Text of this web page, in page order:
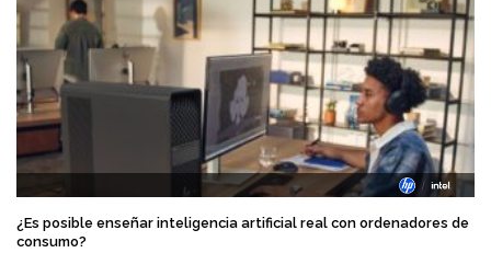
¿Es posible enseñar inteligencia artificial real con ordenadores de
consumo?